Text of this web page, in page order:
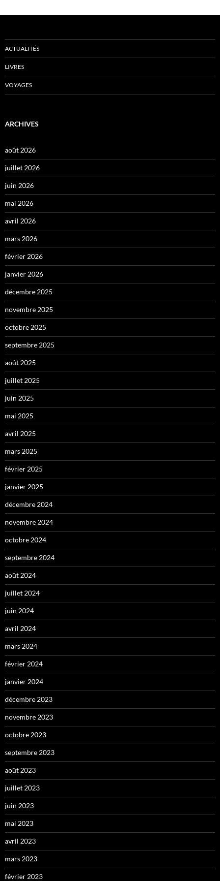
ACTUALITÉS
LIVRES
VOYAGES
ARCHIVES
août 2026
juillet 2026
juin 2026
mai 2026
avril 2026
mars 2026
février 2026
janvier 2026
décembre 2025
novembre 2025
octobre 2025
septembre 2025
août 2025
juillet 2025
juin 2025
mai 2025
avril 2025
mars 2025
février 2025
janvier 2025
décembre 2024
novembre 2024
octobre 2024
septembre 2024
août 2024
juillet 2024
juin 2024
avril 2024
mars 2024
février 2024
janvier 2024
décembre 2023
novembre 2023
octobre 2023
septembre 2023
août 2023
juillet 2023
juin 2023
mai 2023
avril 2023
mars 2023
février 2023